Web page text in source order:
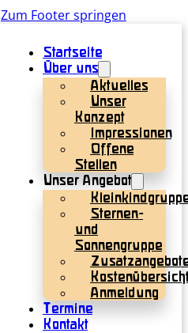
Zum Footer springen
Startseite
Über uns
Aktuelles
Unser
Konzept
Impressionen
Offene
Stellen
Unser Angebot
Sternen-
und
Sonnengruppe
Kostenübersicht
Anmeldung
Termine
Kontakt